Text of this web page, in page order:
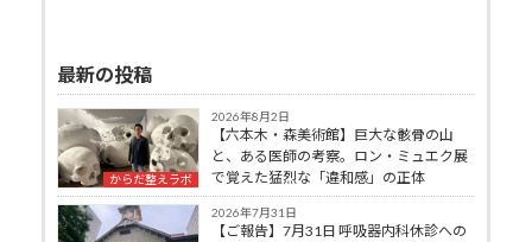
最新の投稿
からだ整えラボ
2026年8月2日
【六本木・森美術館】巨大な骸骨の山
と、ある医師の考察。ロン・ミュエク展
で覚えた猛烈な「違和感」の正体
2026年7月31日
【ご報告】7月31日 呼吸器内科休診への